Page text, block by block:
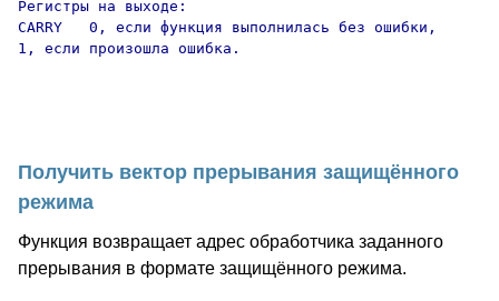
Регистры на выходе:
CARRY   0, если функция выполнилась без ошибки,
1, если произошла ошибка.
Получить вектор прерывания защищённого
режима
Функция возвращает адрес обработчика заданного
прерывания в формате защищённого режима.